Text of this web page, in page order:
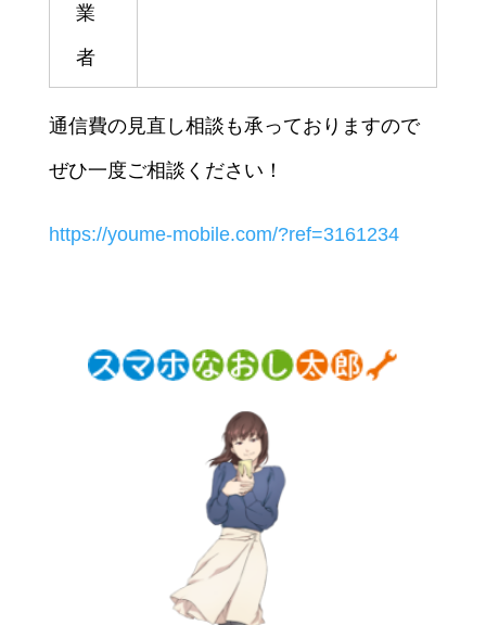
業
者
通信費の見直し相談も承っておりますので
ぜひ一度ご相談ください！
https://youme-mobile.com/?ref=3161234